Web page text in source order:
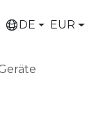
DE EUR